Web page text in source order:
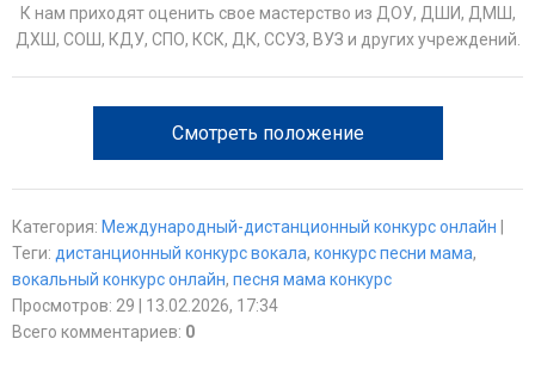
К нам приходят оценить свое мастерство из ДОУ, ДШИ, ДМШ,
ДХШ, СОШ, КДУ, СПО, КСК, ДК, ССУЗ, ВУЗ и других учреждений.
Смотреть положение
Категория: Международный-дистанционный конкурс онлайн
Теги: дистанционный конкурс вокала, конкурс песни мама,
вокальный конкурс онлайн, песня мама конкурс
Просмотров: 29 | 13.02.2026, 17:34
Всего комментариев: 0